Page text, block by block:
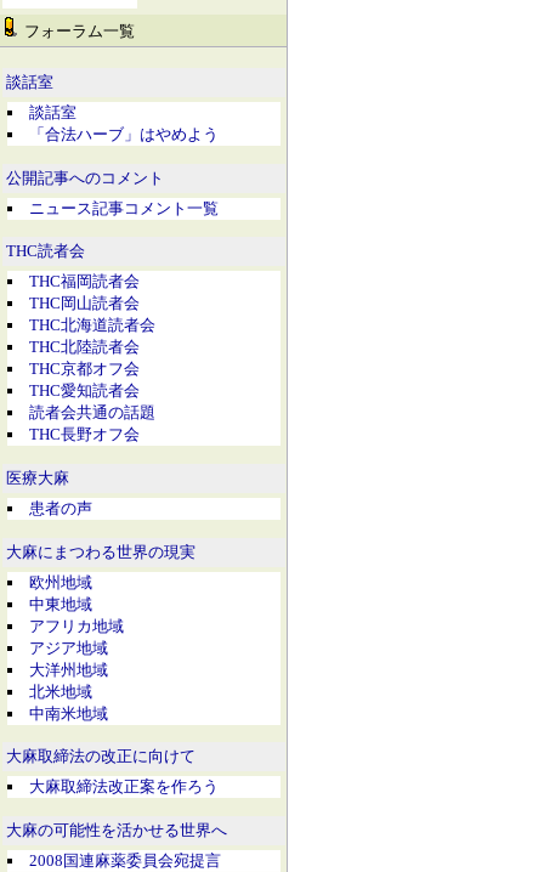
フォーラム一覧
談話室
談話室
「合法ハーブ」はやめよう
公開記事へのコメント
ニュース記事コメント一覧
THC読者会
THC福岡読者会
THC岡山読者会
THC北海道読者会
THC北陸読者会
THC京都オフ会
THC愛知読者会
読者会共通の話題
THC長野オフ会
医療大麻
患者の声
大麻にまつわる世界の現実
欧州地域
中東地域
アフリカ地域
アジア地域
大洋州地域
北米地域
中南米地域
大麻取締法の改正に向けて
大麻取締法改正案を作ろう
大麻の可能性を活かせる世界へ
2008国連麻薬委員会宛提言